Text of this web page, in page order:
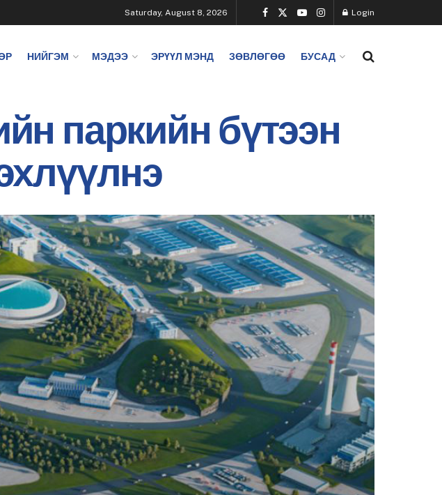
Saturday, August 8, 2026 Login
НИЙГЭМ МЭДЭЭ ЭРҮҮЛ МЭНД ЗӨВЛӨГӨӨ БУСАД
паркийн бүтээн